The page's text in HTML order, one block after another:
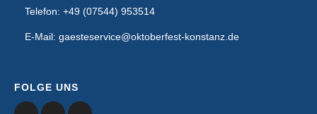
Telefon: +49 (07544) 953514
E-Mail: gaesteservice@oktoberfest-konstanz.de
FOLGE UNS